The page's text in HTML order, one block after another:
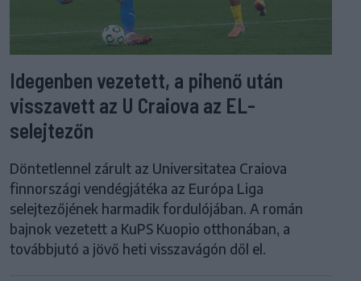
Idegenben vezetett, a pihenő után
visszavett az U Craiova az EL-
selejtezőn
Döntetlennel zárult az Universitatea Craiova
finnországi vendégjátéka az Európa Liga
selejtezőjének harmadik fordulójában. A román
bajnok vezetett a KuPS Kuopio otthonában, a
továbbjutó a jövő heti visszavágón dől el.